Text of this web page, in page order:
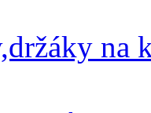
na